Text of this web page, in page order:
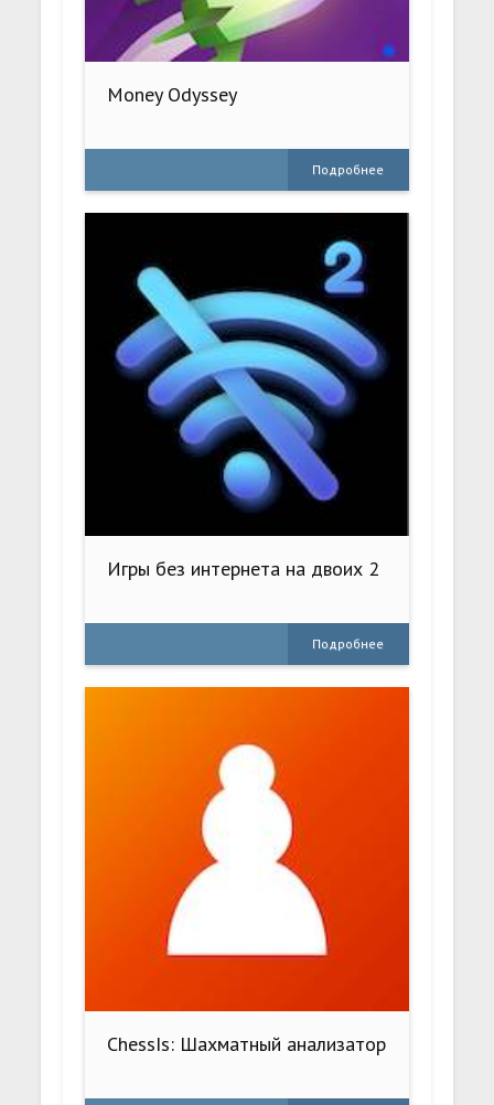
Money Odyssey
Подробнее
Игры без интернета на двоих 2
Подробнее
ChessIs: Шахматный анализатор